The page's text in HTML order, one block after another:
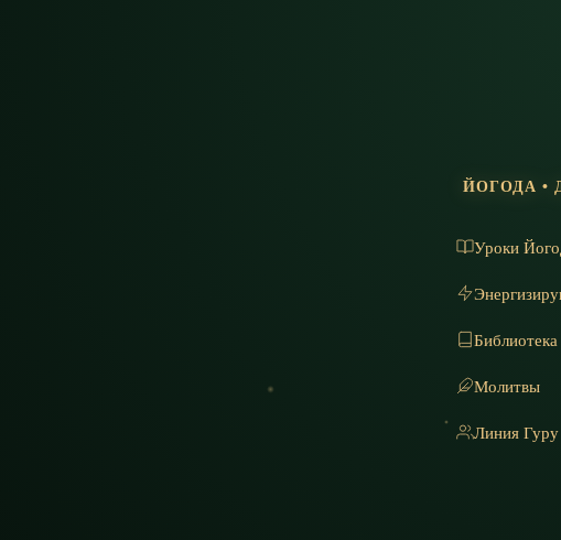
ЙОГОДА •
Уроки
Библиотека
Молитвы
Линия Гуру